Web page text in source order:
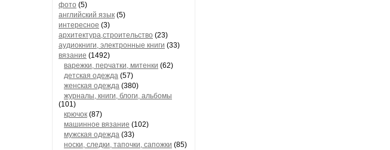
фото (5)
английский язык (5)
интересное (3)
архитектура,строительство (23)
аудиокниги, электронные книги (33)
вязание (1492)
варежки, перчатки, митенки (62)
детская одежда (57)
женская одежда (380)
журналы, книги, блоги, альбомы
(101)
крючок (87)
машинное вязание (102)
мужская одежда (33)
носки, следки, тапочки, сапожки (85)